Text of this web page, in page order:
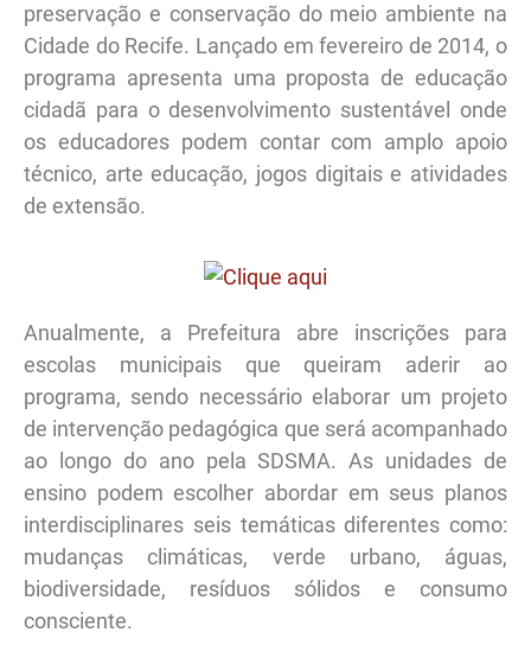
preservação e conservação do meio ambiente na
Cidade do Recife. Lançado em fevereiro de 2014, o
programa apresenta uma proposta de educação
cidadã para o desenvolvimento sustentável onde
os educadores podem contar com amplo apoio
técnico, arte educação, jogos digitais e atividades
de extensão.
Anualmente, a Prefeitura abre inscrições para
escolas municipais que queiram aderir ao
programa, sendo necessário elaborar um projeto
de intervenção pedagógica que será acompanhado
ao longo do ano pela SDSMA. As unidades de
ensino podem escolher abordar em seus planos
interdisciplinares seis temáticas diferentes como:
mudanças climáticas, verde urbano, águas,
biodiversidade, resíduos sólidos e consumo
consciente.